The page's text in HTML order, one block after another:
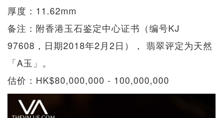
厚度：11.62mm
备注：附香港玉石鉴定中心证书（编号KJ
97608，日期2018年2月2日）， 翡翠评定为天然
「A玉」。
估价：HK$80,000,000 - 100,000,000